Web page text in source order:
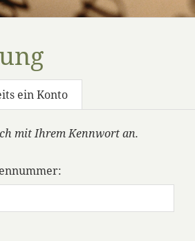
ein Konto
mit Ihrem Kennwort an.